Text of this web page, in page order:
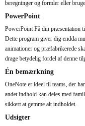
beregninger og formler eller
PowerPoint
PowerPoint Få din præsentation
Dette program giver dig endda
animationer og præfabrikerede
drage betydelig fordel af denne
Én bemærkning
OneNote er ideel til teams, der
andet indhold kan deles med
sikkert at gemme alt indholdet.
Udsigter